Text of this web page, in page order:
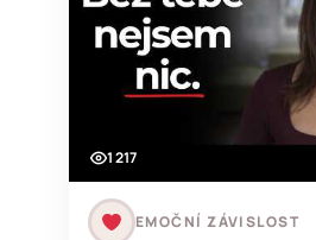
1 217
EMOČNÍ ZÁVISLOST